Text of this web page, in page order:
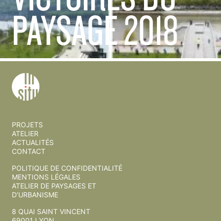
PAYSAGE2018
PROJETS
ATELIER
ACTUALITÉS
CONTACT
POLITIQUE DE CONFIDENTIALITÉ
MENTIONS LÉGALES
ATELIER DE PAYSAGES ET
D’URBANISME
8 QUAI SAINT VINCENT